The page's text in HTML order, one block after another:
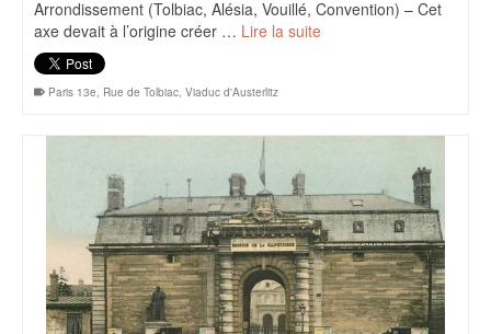
Arrondissement (Tolbiac, Alésia, Vouillé, Convention) – Cet
axe devait à l’origine créer … Lire la suite
Paris 13e, Rue de Tolbiac, Viaduc d'Austerlitz